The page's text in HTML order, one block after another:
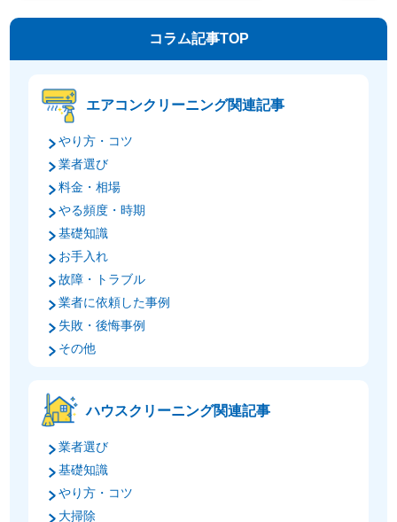
コラム記事TOP
エアコンクリーニング関連記事
やり方・コツ
業者選び
料金・相場
やる頻度・時期
基礎知識
お手入れ
故障・トラブル
業者に依頼した事例
失敗・後悔事例
その他
ハウスクリーニング関連記事
業者選び
基礎知識
やり方・コツ
大掃除